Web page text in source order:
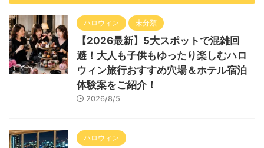
ハロウィン 未分類
【2026最新】5大スポットで混雑回
避！大人も子供もゆったり楽しむハロ
ウィン旅行おすすめ穴場＆ホテル宿泊
体験案をご紹介！
2026/8/5
ハロウィン